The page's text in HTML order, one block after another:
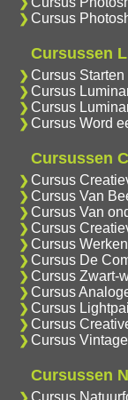
Cursus
Cursussen
Cursus
Cursus
Cursus
Cursus Word
Cursussen
Cursus
Cursus Van
Cursus Van
Cursus
Cursus
Cursus De
Cursus Zwart-
Cursus
Cursus
Cursus
Cursus
Cursussen
Cursus